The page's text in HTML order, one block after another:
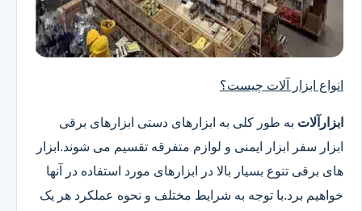
انواع ابزار آلات چیست؟
ابزارآلات به طور کلی به ابزارهای دستی ابزارهای برقی
ابزار سفر ابزار ایمنی و لوازم متفرقه تقسیم می شوند.ابزار
های برقی تنوع بسیار بالا در ابزارهای مورد استفاده در آنها
خواهیم برد.با توجه به شرایط مختلف و نحوه عملکرد هر یک